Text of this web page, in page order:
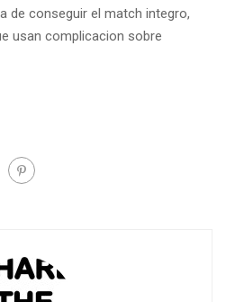
de conseguir el match integro,
usan complicacion sobre